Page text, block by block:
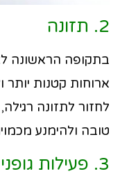
2. תזונה
בתקופה הראשונה
ארוחות קטנות יותר
לחזור לתזונה
טובה ולהימנע
3. פעילות גופנית וספורט